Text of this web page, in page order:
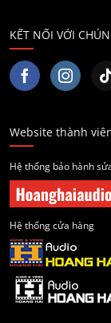
KẾT NỐI VỚI
Website thành
Hệ thống bảo hành
Hệ thống cửa hàng